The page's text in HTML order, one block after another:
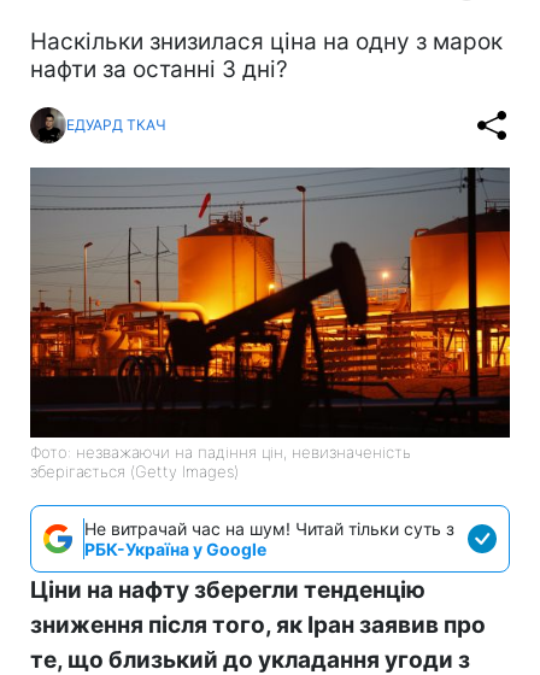
Наскільки знизилася ціна на одну з марок
нафти за останні 3 дні?
ЕДУАРД ТКАЧ
Фото: незважаючи на падіння цін, невизначеність
зберігається (Getty Images)
Не витрачай час на шум! Читай тільки суть з
РБК-Україна у Google
Ціни на нафту зберегли тенденцію
зниження після того, як Іран заявив про
те, що близький до укладання угоди з